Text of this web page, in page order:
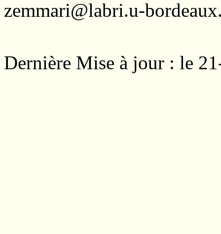
zemmari@labri.u-
Dernière Mise à jour : le